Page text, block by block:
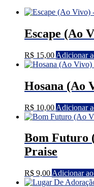
Escape (Ao
R$ 15,00 Adicionar
Hosana (Ao
R$ 10,00 Adicionar
Bom Futuro
Praise
R$ 9,00 Adicionar